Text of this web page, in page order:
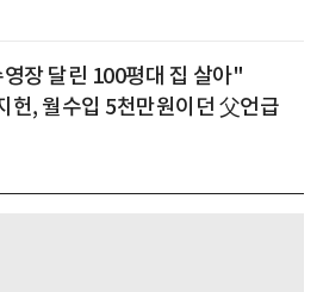
장 달린 100평대 집 살아"
헌, 월수입 5천만원이던 父언급